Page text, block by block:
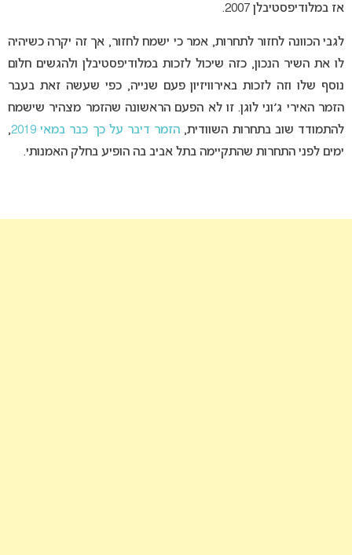
אז במלודיפסטיבלן 2007.
לגבי הכוונה לחזור לתחרות, אמר כי ישמח לחזור, אך זה יקרה כשיהיה
לו את השיר הנכון, כזה שיכול לזכות במלודיפסטיבלן ולהגשים חלום
נוסף שלו וזה לזכות באירוויזיון פעם שנייה, כפי שעשה זאת בעבר
הזמר האירי ג׳וני לוגן. זו לא הפעם הראשונה שהזמר מצהיר שישמח
להתמודד שוב בתחרות השוודית, הזמר דיבר על כך כבר במאי 2019
,
ימים לפני התחרות שהתקיימה בתל אביב בה הופיע בחלק האמנותי.